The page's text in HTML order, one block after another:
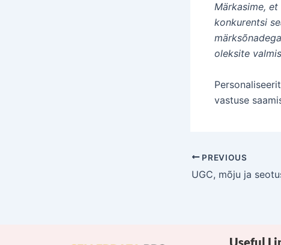
Märkasime,
konkurentsi
oleksite
vastuse
PREVIOUS